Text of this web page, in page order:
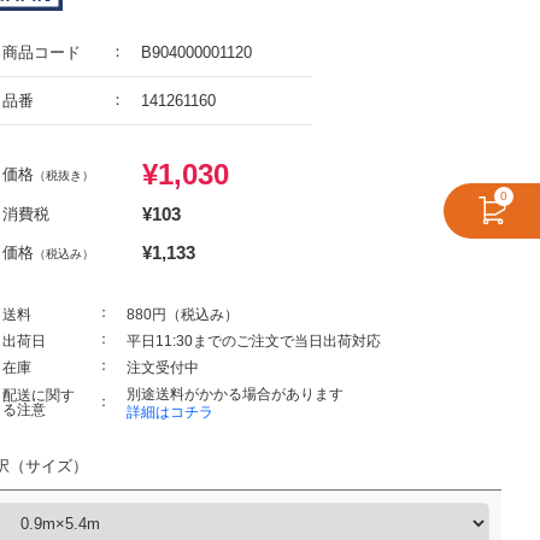
商品コード B904000001120
品番 141261160
価格 （税抜き） ¥1,030
消費税 ¥103
価格 （税込み） ¥1,133
送料
880円（税込み）
出荷日
平日11:30までのご注文で当日出荷対応
在庫
注文受付中
配送に関す
る注意
別途送料がかかる場合があります
詳細はコチラ
（サイズ）
0